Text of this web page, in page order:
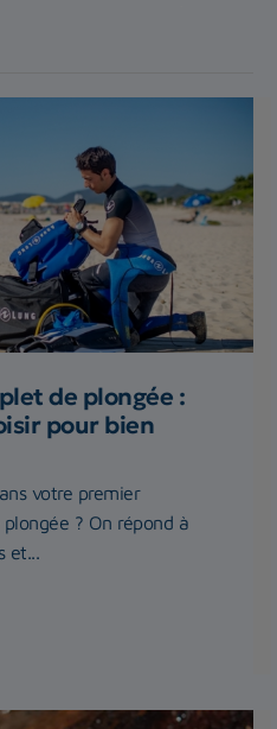
de plongée :
pour bien
votre premier
? On répond à
et...